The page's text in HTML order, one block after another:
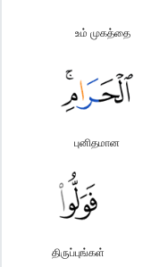
உம் முகத்தை
புனிதமான
திருப்புங்கள்